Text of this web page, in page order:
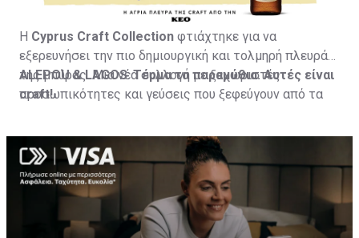
Η Cyprus Craft Collection φτιάχτηκε για να
εξερευνήσει την πιο δημιουργική και τολμηρή πλευρά
της μπύρας. Μια νέα συλλογή με ξεχωριστές
προσωπικότητες και γεύσεις που ξεφεύγουν από τα
νέες craft ετικέτες που θα παρουσιαστούν σύντομα.
ALEPOU&LAGOS:Τέρμα τα παραμύθια. Αυτές είναι
craft!